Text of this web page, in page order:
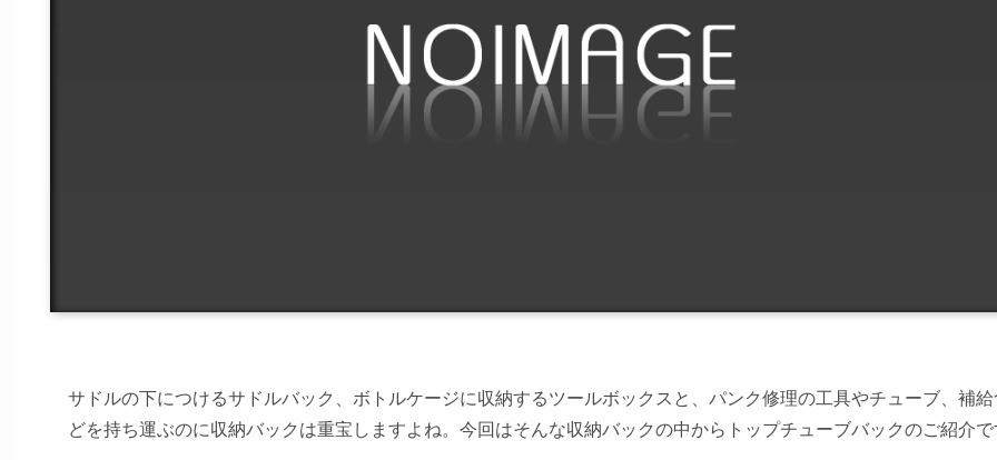
サドルの下につけるサドルバック、ボトルケージに収納するツールボックスと、パンク修理の工具やチューブ、補
どを持ち運ぶのに収納バックは重宝しますよね。今回はそんな収納バックの中からトップチューブバックのご紹介